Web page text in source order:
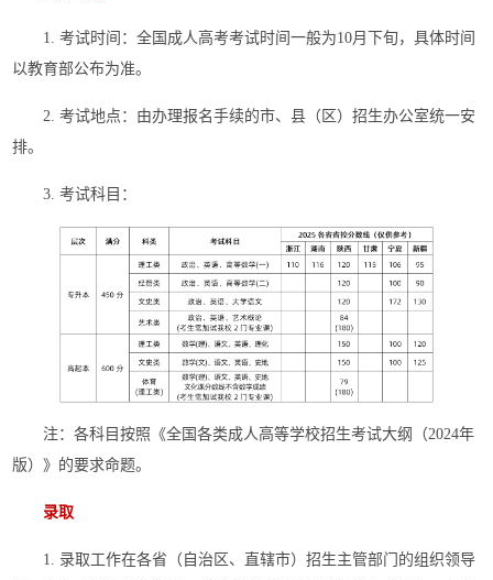
1. 考试时间：全国成人高考考试时间一般为10月下旬，具体时间
以教育部公布为准。
2. 考试地点：由办理报名手续的市、县（区）招生办公室统一安
排。
3. 考试科目：
注：各科目按照《全国各类成人高等学校招生考试大纲（2024年
版）》的要求命题。
录取
1. 录取工作在各省（自治区、直辖市）招生主管部门的组织领导